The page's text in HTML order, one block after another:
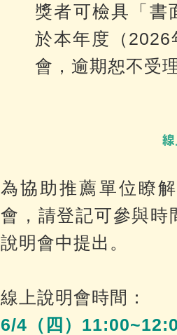
獎者可檢具「書
於本年度（
會，逾期恕不受
為協助推薦單位瞭
會，請登記可參與時
說明會中提出。
線上說明會時間：
6/4（四）